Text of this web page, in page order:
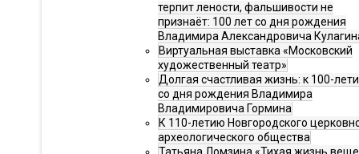
терпит лености, фальшивости не
признаёт: 100 лет со дня рождения
Владимира Александровича
Виртуальная выставка «Московский
художественный театр»
Долгая счастливая жизнь: к 100-
со дня рождения Владимира
Владимировича Гормина
К 110-летию Новгородского
археологического общества